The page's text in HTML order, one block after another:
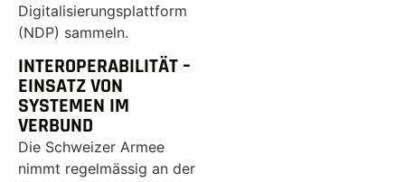
Digitalisierungsplattform
(NDP) sammeln.
INTEROPERABILITÄT –
EINSATZ VON
SYSTEMEN IM
VERBUND
Die Schweizer Armee
nimmt regelmässig an der